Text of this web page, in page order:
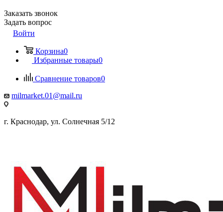
Заказать звонок
Задать вопрос
Войти
Корзина0
Избранные товары0
Сравнение товаров0
milmarket.01@mail.ru
г. Краснодар, ул. Солнечная 5/12